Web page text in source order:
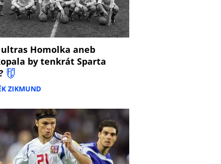
ultras Homolka aneb
by tenkrát Sparta
ZIKMUND